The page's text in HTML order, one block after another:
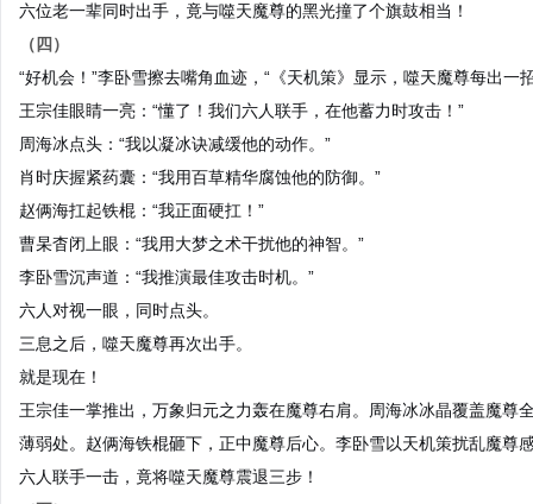
六位老一辈同时出手，竟与噬天魔尊的黑光撞了个旗鼓相当！
（四）
“好机会！”李卧雪擦去嘴角血迹，“《天机策》显示，噬天魔尊每出一
王宗佳眼睛一亮：“懂了！我们六人联手，在他蓄力时攻击！”
周海冰点头：“我以凝冰诀减缓他的动作。”
肖时庆握紧药囊：“我用百草精华腐蚀他的防御。”
赵俩海扛起铁棍：“我正面硬扛！”
曹杲杳闭上眼：“我用大梦之术干扰他的神智。”
李卧雪沉声道：“我推演最佳攻击时机。”
六人对视一眼，同时点头。
三息之后，噬天魔尊再次出手。
就是现在！
王宗佳一掌推出，万象归元之力轰在魔尊右肩。周海冰冰晶覆盖魔
薄弱处。赵俩海铁棍砸下，正中魔尊后心。李卧雪以天机策扰乱魔尊
六人联手一击，竟将噬天魔尊震退三步！